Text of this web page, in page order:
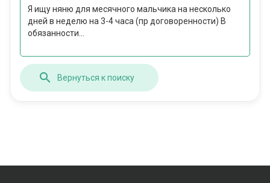
Я ищу няню для месячного мальчика на несколько
дней в неделю на 3-4 часа (пр договоренности) В
обязанности...
Вернуться к поиску